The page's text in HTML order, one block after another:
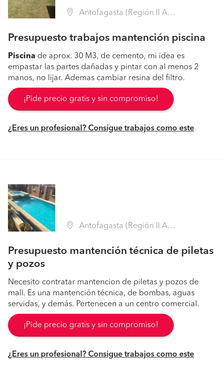
Antofagasta (Región II Antofagasta - Antofagasta)
Presupuesto trabajos mantención piscina
Piscina de aprox. 30 M3, de cemento, mi idea es
empastar las partes dañadas y pintar con al menos 2
manos, no lijar. Ademas cambiar resina del filtro.
¡Pide precio gratis y sin compromiso!
¿Eres un profesional? Consigue trabajos como este
Antofagasta (Región II Antofagasta - Antofagasta)
Presupuesto mantención técnica de piletas
y pozos
Necesito contratar mantencion de piletas y pozos de
mall. Es una mantención técnica, de bombas, aguas
servidas, y demás. Pertenecen a un centro comercial.
¡Pide precio gratis y sin compromiso!
¿Eres un profesional? Consigue trabajos como este